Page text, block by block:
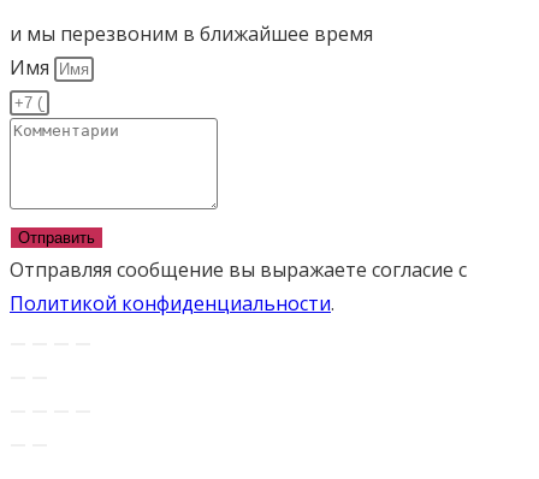
и мы перезвоним в ближайшее время
Имя
Отправить
Отправляя сообщение вы выражаете согласие с
Политикой конфиденциальности.